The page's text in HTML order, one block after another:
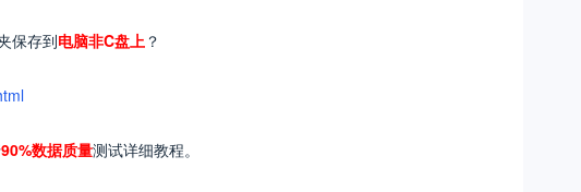
保存到电脑非C盘上 ？
90%数据质量测试详细教程。